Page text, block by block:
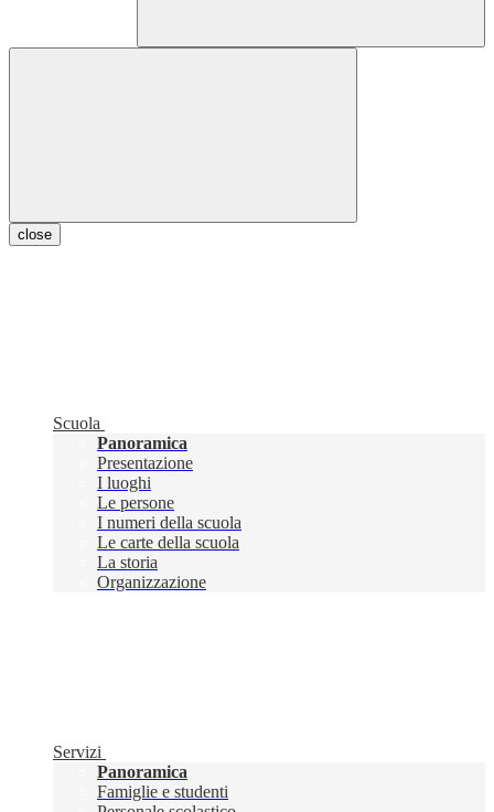
close
Scuola
Panoramica
Presentazione
I luoghi
Le persone
I numeri della scuola
Le carte della scuola
La storia
Organizzazione
Servizi
Panoramica
Famiglie e studenti